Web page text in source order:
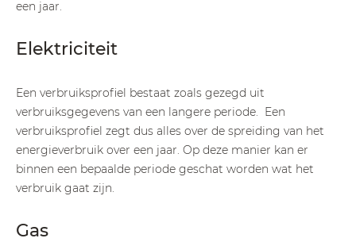
een jaar.
Elektriciteit
Een verbruiksprofiel bestaat zoals gezegd uit
verbruiksgegevens van een langere periode. Een
verbruiksprofiel zegt dus alles over de spreiding van het
energieverbruik over een jaar. Op deze manier kan er
binnen een bepaalde periode geschat worden wat het
verbruik gaat zijn.
Gas